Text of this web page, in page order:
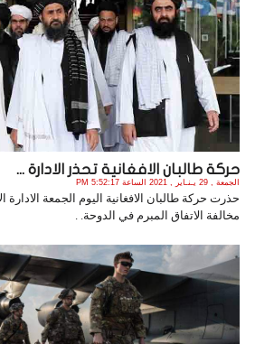
حركة طالبان الافغانية تحذر الادارة ...
الجمعة , 29 يـنـاير , 2021 الساعة 5:52:17 PM
حذرت حركة طالبان الافغانية اليوم الجمعة الادارة
مخالفة الاتفاق المبرم في الدوحة. .